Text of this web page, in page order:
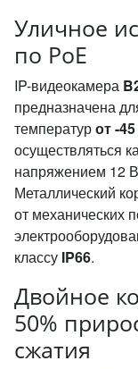
Уличное
по PoE
IP-видеокамера
предназначена
температурот -
осуществляться
напряжением 12
Металлический
от механических
классу IP66.
Двойное
50%
сжатия